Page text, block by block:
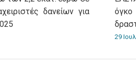
δανείων για
29